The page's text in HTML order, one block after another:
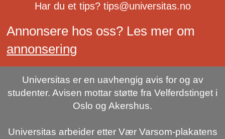
Har du et tips? tips@universitas.no
Annonsere hos oss? Les mer om
annonsering
Universitas er en uavhengig avis for og av
studenter. Avisen mottar støtte fra Velferdstinget i
Oslo og Akershus.
Universitas arbeider etter Vær Varsom-plakatens